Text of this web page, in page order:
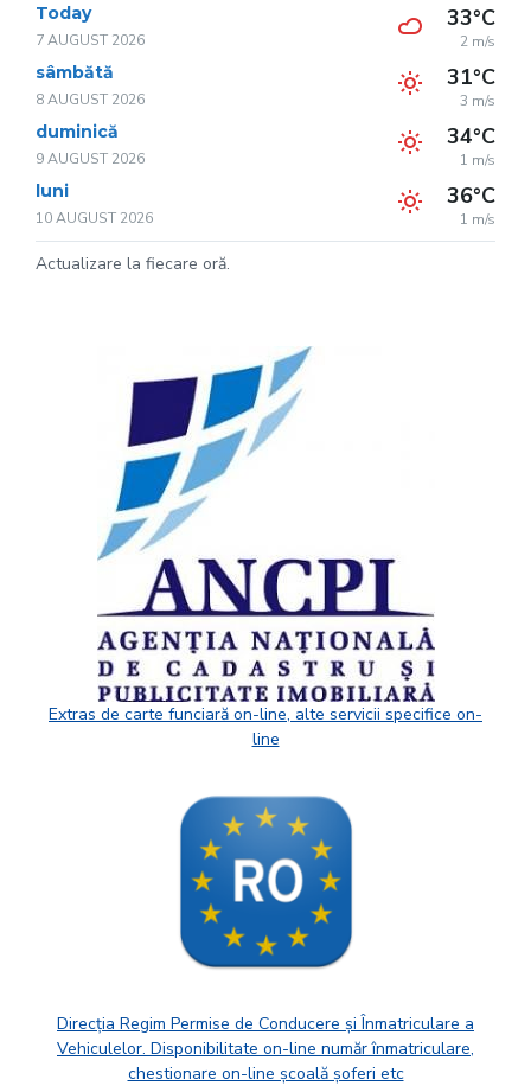
Today
7 AUGUST 2026
33°C
2 m/s
sâmbătă
8 AUGUST 2026
31°C
3 m/s
duminică
9 AUGUST 2026
34°C
1 m/s
luni
10 AUGUST 2026
36°C
1 m/s
Actualizare la fiecare oră.
Extras de carte funciară on-line, alte servicii specifice on-
line
Direcția Regim Permise de Conducere și Înmatriculare a
Vehiculelor. Disponibilitate on-line număr înmatriculare,
chestionare on-line școală șoferi etc